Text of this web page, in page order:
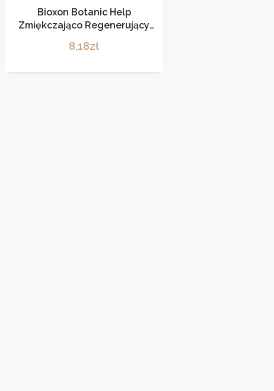
Bioxon Botanic Help
Zmiękczająco Regenerujący
Konopnym 100ml
8,18zł